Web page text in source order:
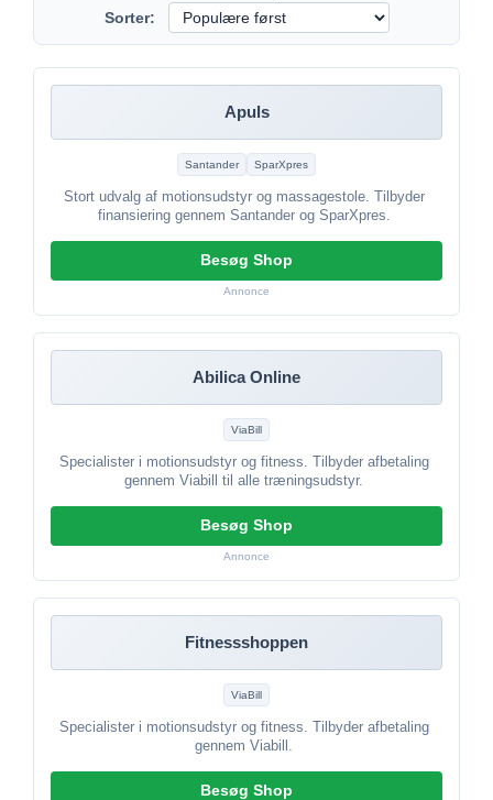
Sorter:
Apuls
Santander SparXpres
Stort udvalg af motionsudstyr og massagestole. Tilbyder
finansiering gennem Santander og SparXpres.
Besøg Shop
Annonce
Abilica Online
ViaBill
Specialister i motionsudstyr og fitness. Tilbyder afbetaling
gennem Viabill til alle træningsudstyr.
Besøg Shop
Annonce
Fitnessshoppen
ViaBill
Specialister i motionsudstyr og fitness. Tilbyder afbetaling
gennem Viabill.
Besøg Shop